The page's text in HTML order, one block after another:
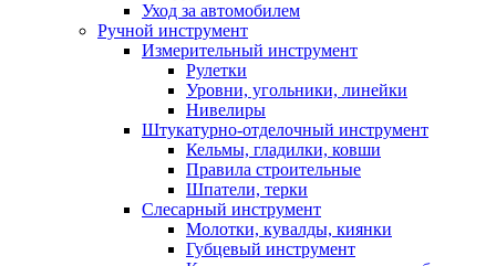
Уход за автомобилем
Ручной инструмент
Измерительный инструмент
Рулетки
Уровни, угольники, линейки
Нивелиры
Штукатурно-отделочный инструмент
Кельмы, гладилки, ковши
Правила строительные
Шпатели, терки
Слесарный инструмент
Молотки, кувалды, киянки
Губцевый инструмент